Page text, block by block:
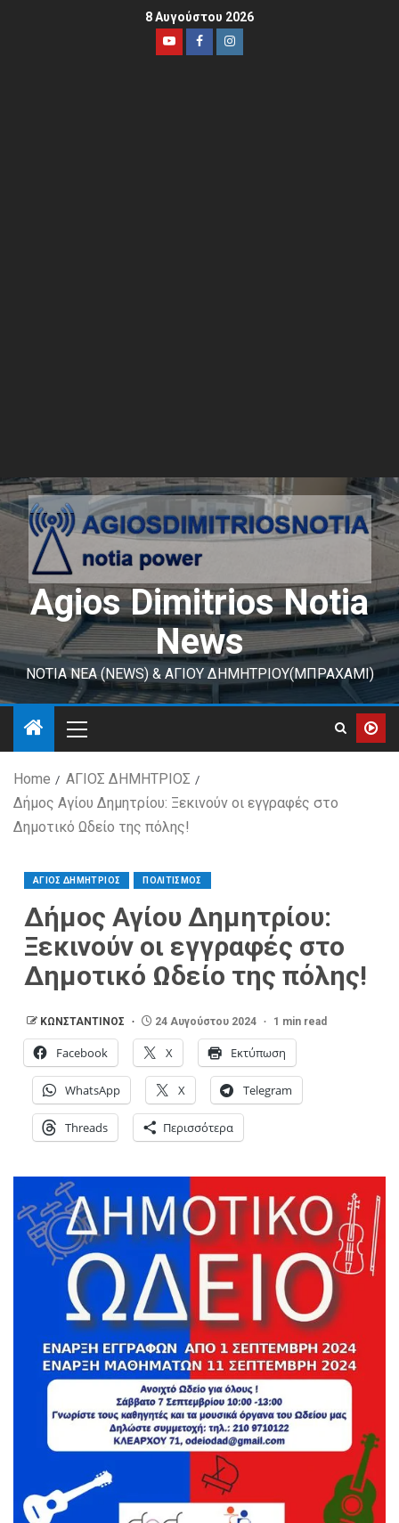
8 Αυγούστου 2026
Agios Dimitrios Notia
News
ΝΟΤΙΑ ΝΕΑ (NEWS) & ΑΓΙΟΥ ΔΗΜΗΤΡΙΟΥ(ΜΠΡΑΧΑΜΙ)
Home
ΑΓΙΟΣ ΔΗΜΗΤΡΙΟΣ
Δήμος Αγίου Δημητρίου: Ξεκινούν οι εγγραφές στο
Δημοτικό Ωδείο της πόλης!
ΑΓΙΟΣ ΔΗΜΗΤΡΙΟΣ ΠΟΛΙΤΙΣΜΟΣ
Δήμος Αγίου Δημητρίου:
Ξεκινούν οι εγγραφές στο
Δημοτικό Ωδείο της πόλης!
ΚΩΝΣΤΑΝΤΙΝΟΣ 24 Αυγούστου 2024 1 min read
Facebook X Εκτύπωση
WhatsApp X Telegram
Threads Περισσότερα